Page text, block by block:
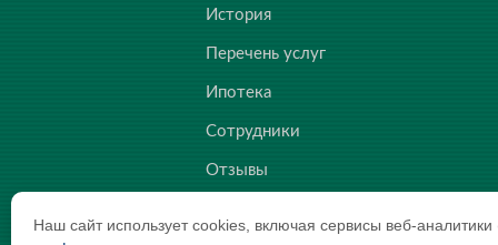
История
Перечень услуг
Ипотека
Сотрудники
Отзывы
Наш сайт использует cookies, включая сервисы веб-